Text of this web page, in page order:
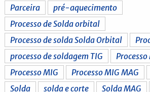
Parceira
pré-aquecimento
Processo de Solda orbital
Processo de solda Solda Orbital
processo de soldagem TIG
Processo
Processo MIG
Processo MIG MAG
Solda
solda e corte Solda MAG